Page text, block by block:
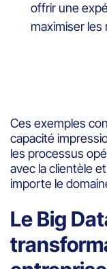
offrir une
maximiser
Ces exemples
capacité
les processus
avec la clientèle
importe le
Le Big